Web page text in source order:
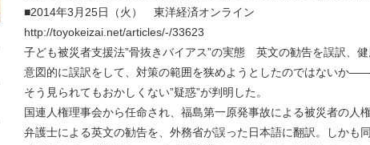
■2014年3月25日（火） 東洋経済オンライン
http://toyokeizai.net/articles/-/33623
子ども被災者支援法”骨抜きバイアス”の実態 英文の勧告を誤訳、
意図的に誤訳をして、対策の範囲を狭めようとしたのではないか
そう見られてもおかしくない”疑惑”が判明した。
国連人権理事会から任命され、福島第一原発事故による被災者の人
弁護士による英文の勧告を、外務省が誤った日本語に翻訳。しかも